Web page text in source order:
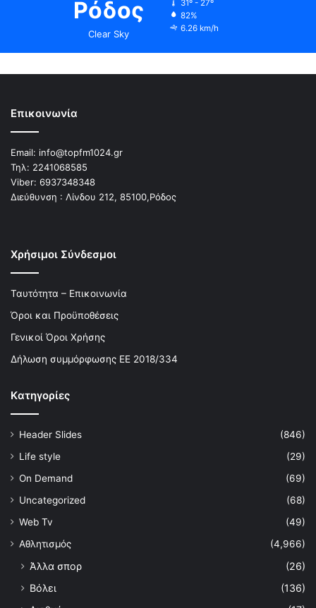
Ρόδος
Clear Sky
31º - 27º
82%
6.26 km/h
Επικοινωνία
Email: info@topfm1024.gr
Τηλ: 2241068585
Viber: 6937348348
Διεύθυνση : Λίνδου 212, 85100,Ρόδος
Χρήσιμοι Σύνδεσμοι
Ταυτότητα – Επικοινωνία
Όροι και Προϋποθέσεις
Γενικοί Όροι Χρήσης
Δήλωση συμμόρφωσης ΕΕ 2018/334
Kατηγορίες
Header Slides
(846)
Life style
(29)
On Demand
(69)
Uncategorized
(68)
Web Tv
(49)
Αθλητισμός
(4,966)
Άλλα σπορ
(26)
Βόλει
(136)